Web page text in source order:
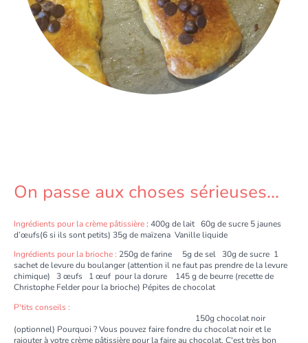
On passe aux choses sérieuses...
Ingrédients pour la crème pâtissière: 400g de lait 60g de sucre 5 jaunes
d’œufs(6 si ils sont petits) 35g de maïzena Vanille liquide
Ingrédients pour la brioche : 250g de farine 5g de sel 30g de sucre 1
sachet de levure du boulanger (attention il ne faut pas prendre de la levure
chimique) 3 œufs 1 œuf pour la dorure 145 g de beurre (recette de
Christophe Felder pour la brioche) Pépites de chocolat
P'tits conseils :
150g chocolat noir
(optionnel) Pourquoi ? Vous pouvez faire fondre du chocolat noir et le
rajouter à votre crème pâtissière pour la faire au chocolat. C'est très bon